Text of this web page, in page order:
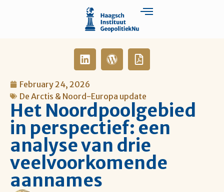
February 24, 2026
De Arctis & Noord-Europa update
Het Noordpoolgebied
in perspectief: een
analyse van drie
veelvoorkomende
aannames